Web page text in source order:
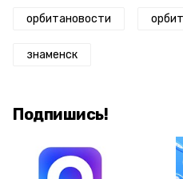
орбитановости
знаменск
Подпишись!